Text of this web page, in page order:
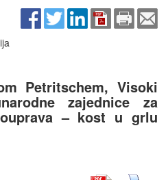
Petritschem, Visoki
zajednice za
– kost u grlu